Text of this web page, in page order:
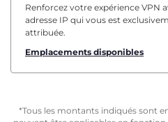
Renforcez votre expérience VPN
adresse IP qui vous est
attribuée.
Emplacements disponibles
*Tous les montants indiqués sont